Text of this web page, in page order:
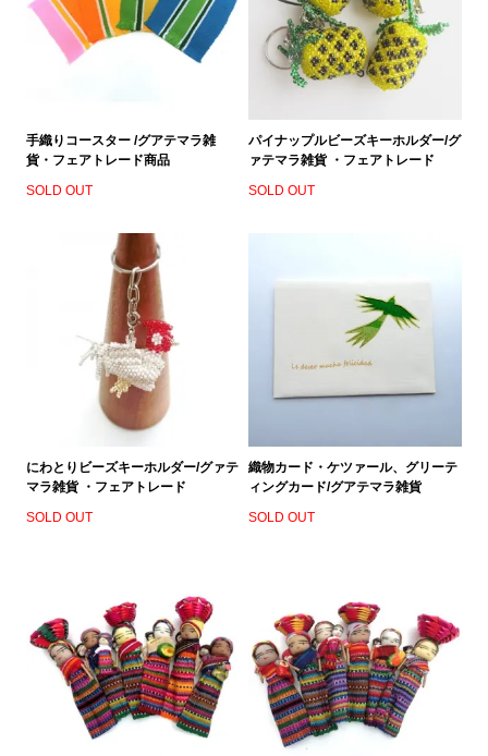
手織りコースター /グアテマラ雑
貨・フェアトレード商品
SOLD OUT
パイナップルビーズキーホルダー/グ
ァテマラ雑貨 ・フェアトレード
SOLD OUT
にわとりビーズキーホルダー/グァテ
マラ雑貨 ・フェアトレード
SOLD OUT
織物カード・ケツァール、グリーテ
ィングカード/グアテマラ雑貨
SOLD OUT